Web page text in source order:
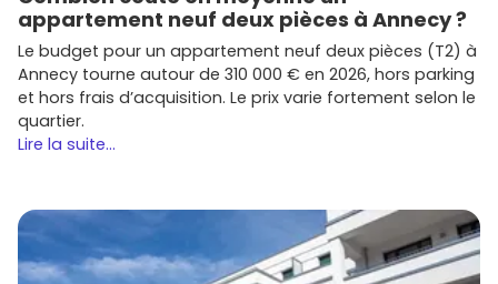
appartement neuf deux pièces à Annecy ?
Le budget pour un appartement neuf deux pièces (T2) à
Annecy tourne autour de 310 000 € en 2026, hors parking
et hors frais d’acquisition. Le prix varie fortement selon le
quartier.
Lire la suite...